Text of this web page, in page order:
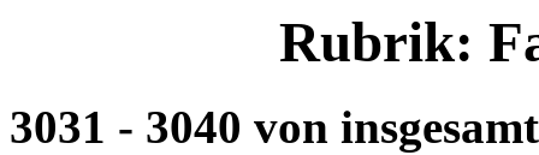
Rubrik:
3031 - 3040 von